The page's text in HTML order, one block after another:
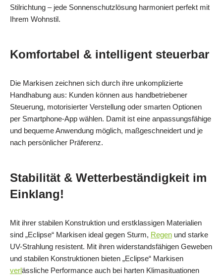
Stilrichtung – jede Sonnenschutzlösung harmoniert perfekt mit
Ihrem Wohnstil.
Komfortabel & intelligent steuerbar
Die Markisen zeichnen sich durch ihre unkomplizierte
Handhabung aus: Kunden können aus handbetriebener
Steuerung, motorisierter Verstellung oder smarten Optionen
per Smartphone-App wählen. Damit ist eine anpassungsfähige
und bequeme Anwendung möglich, maßgeschneidert und je
nach persönlicher Präferenz.
Stabilität & Wetterbeständigkeit im
Einklang!
Mit ihrer stabilen Konstruktion und erstklassigen Materialien
sind „Eclipse“ Markisen ideal gegen Sturm, Regen und starke
UV-Strahlung resistent. Mit ihren widerstandsfähigen Geweben
und stabilen Konstruktionen bieten „Eclipse“ Markisen
verlässliche Performance auch bei harten Klimasituationen